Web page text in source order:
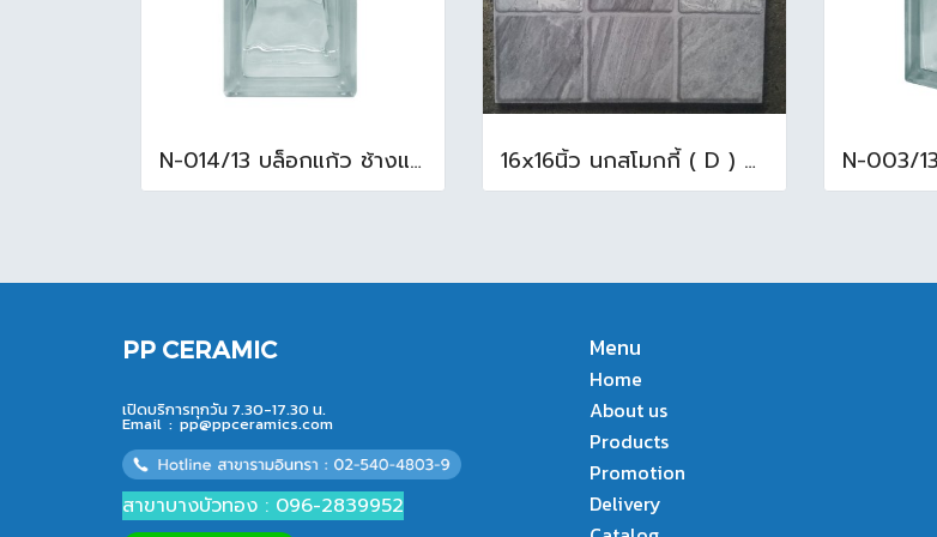
N-014/13 บล็อกแก้ว ช้างแแก้ว WOW หยาดเพชร ( 24x11.5x8 cm.) 16x16นิ้ว นกสโมกกี้ ( D ) A (Pack6)
PP CERAMIC
เปิดบริการทุกวัน 7.30-17.30 น.
Email : pp@ppceramics.com
สาขาบางบัวทอง : 096-2839952
Menu
Home
About us
Products
Promotion
Delivery